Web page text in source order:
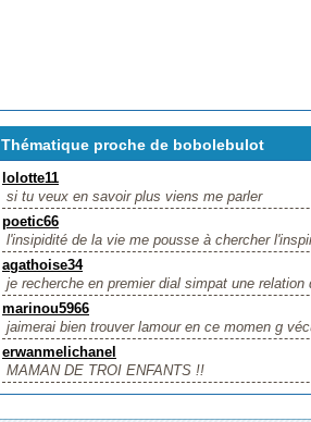
Thématique proche de bobolebulot
lolotte11
si tu veux en savoir plus viens me parler
poetic66
l'insipidité de la vie me pousse à chercher
agathoise34
je recherche en premier dial simpat une
marinou5966
jaimerai bien trouver lamour en ce momen g
erwanmelichanel
MAMAN DE TROI ENFANTS !!